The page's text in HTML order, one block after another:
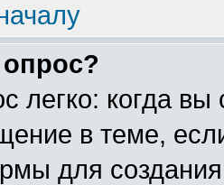
опрос?
легко: когда
в теме,
для